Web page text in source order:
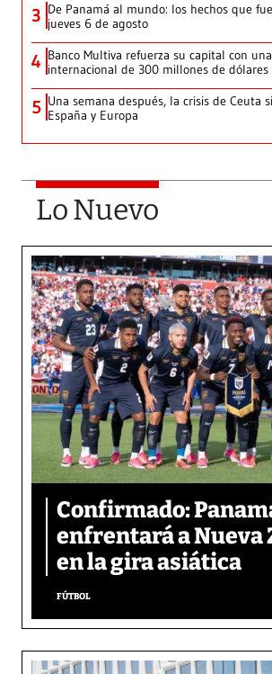
3 De Panamá al mundo: los hechos que
jueves 6 de agosto
4 Banco Multiva refuerza su capital con
internacional de 300 millones de dólares
5 Una semana después, la crisis de Ceuta
España y Europa
Lo Nuevo
Confirmado:
enfrentará a Nueva
en la gira asiática
FÚTBOL